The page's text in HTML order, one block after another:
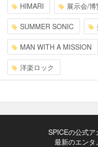
HIMARI 展示会/
SUMMER SONIC
MAN WITH A MISSION
洋楽ロック
SPICEの公式
最新のエンタ